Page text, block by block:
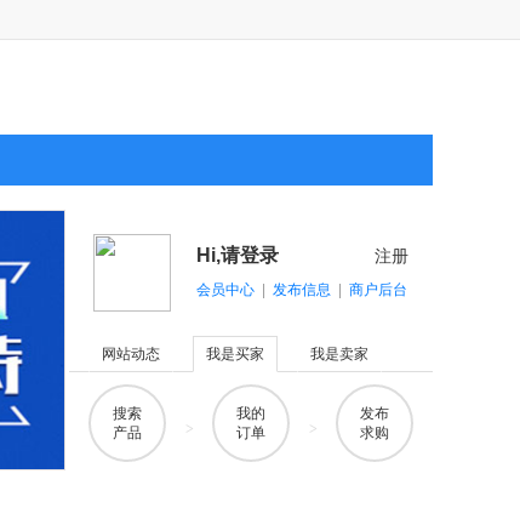
注册
Hi,请登录
会员中心 发布信息 商户后台
网站动态 我是买家 我是卖家
搜索
产品
>
我的
订单
>
发布
求购